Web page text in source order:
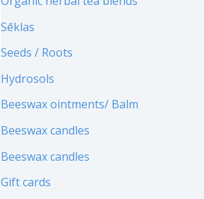
Sēklas
Seeds / Roots
Hydrosols
Beeswax ointments/ Balm
Beeswax candles
Beeswax candles
Gift cards